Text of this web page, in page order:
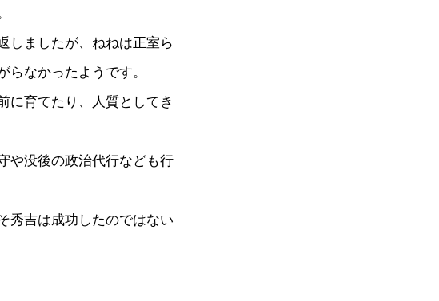
しましたが、ねねは正室ら
なかったようです。
に育てたり、人質としてき
や没後の政治代行なども行
秀吉は成功したのではない